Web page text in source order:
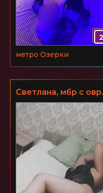
2
метро Озерки
Светлана, мбр с